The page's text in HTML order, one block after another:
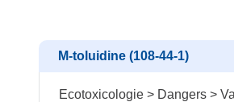
M-toluidine (108-44-1)
Ecotoxicologie > Dangers >